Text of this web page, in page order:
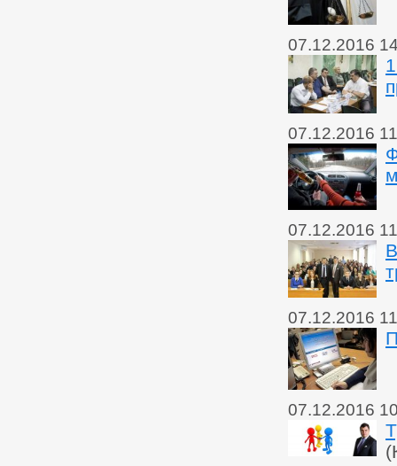
07.12.2016
07.12.2016
07.12.2016
07.12.2016
07.12.2016